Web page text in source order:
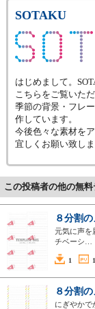
SOTAKU
はじめまして。
こちらをご覧いた
季節の背景・フレ
作しています。
今後色々な素材を
宜しくお願い致しま
この投稿者の他の無
８分割
元気に声を
チベーシ…
1
８分割
にぎやかで